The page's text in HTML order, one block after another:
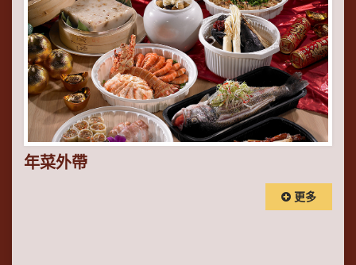
年菜外帶
更多